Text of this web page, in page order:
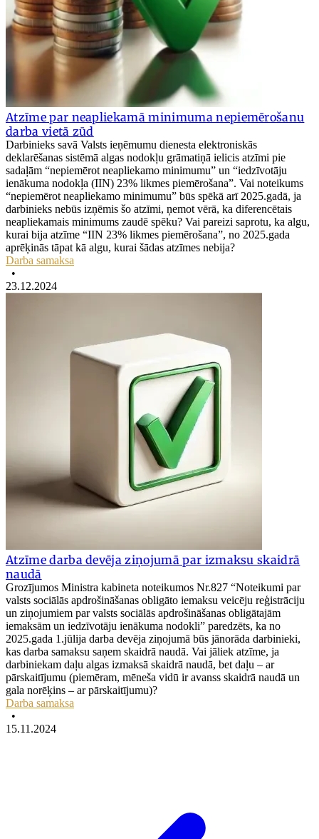
Atzīme par neapliekamā minimuma nepiemērošanu
darba vietā zūd
Darbinieks savā Valsts ieņēmumu dienesta elektroniskās
deklarēšanas sistēmā algas nodokļu grāmatiņā ielicis atzīmi pie
sadaļām “nepiemērot neapliekamo minimumu” un “iedzīvotāju
ienākuma nodokļa (IIN) 23% likmes piemērošana”. Vai noteikums
“nepiemērot neapliekamo minimumu” būs spēkā arī 2025.gadā, ja
darbinieks nebūs izņēmis šo atzīmi, ņemot vērā, ka diferencētais
neapliekamais minimums zaudē spēku? Vai pareizi saprotu, ka algu,
kurai bija atzīme “IIN 23% likmes piemērošana”, no 2025.gada
aprēķinās tāpat kā algu, kurai šādas atzīmes nebija?
Darba samaksa
•
23.12.2024
Atzīme darba devēja ziņojumā par izmaksu skaidrā
naudā
Grozījumos Ministra kabineta noteikumos Nr.827 “Noteikumi par
valsts sociālās apdrošināšanas obligāto iemaksu veicēju reģistrāciju
un ziņojumiem par valsts sociālās apdrošināšanas obligātajām
iemaksām un iedzīvotāju ienākuma nodokli” paredzēts, ka no
2025.gada 1.jūlija darba devēja ziņojumā būs jānorāda darbinieki,
kas darba samaksu saņem skaidrā naudā. Vai jāliek atzīme, ja
darbiniekam daļu algas izmaksā skaidrā naudā, bet daļu – ar
pārskaitījumu (piemēram, mēneša vidū ir avanss skaidrā naudā un
gala norēķins – ar pārskaitījumu)?
Darba samaksa
•
15.11.2024